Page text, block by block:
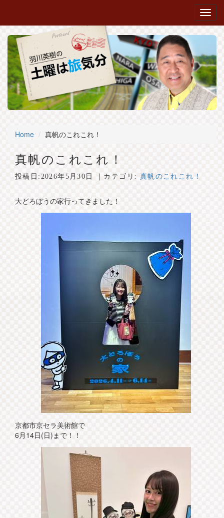
Home 真帆のこれこれ！
真帆のこれこれ！
投稿日: 2026年5月30日 ｜カテゴリ: 真帆のこれこれ！
大どろぼうの家行ってきました！
京都市京セラ美術館で
6月14日(日)まで！！